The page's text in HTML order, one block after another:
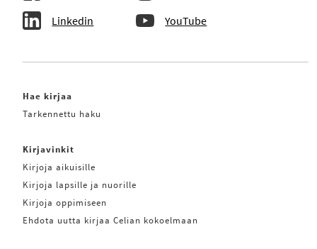
Linkedin YouTube
Hae kirjaa
Tarkennettu haku
Kirjavinkit
Kirjoja aikuisille
Kirjoja lapsille ja nuorille
Kirjoja oppimiseen
Ehdota uutta kirjaa Celian kokoelmaan